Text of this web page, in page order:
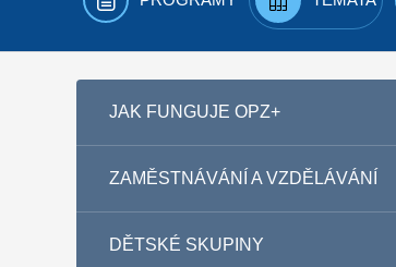
JAK FUNGUJE OPZ+
ZAMĚSTNÁVÁNÍ A VZDĚLÁVÁNÍ
DĚTSKÉ SKUPINY